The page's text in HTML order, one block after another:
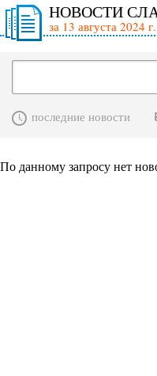
НОВОСТИ
за 13 августа 2024 г.
последние новости
По данному запросу нет